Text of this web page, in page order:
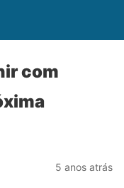
com
5 anos atrás